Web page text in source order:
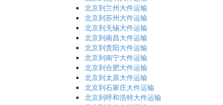
北京到兰州大件运输
北京到苏州大件运输
北京到无锡大件运输
北京到南昌大件运输
北京到贵阳大件运输
北京到南宁大件运输
北京到合肥大件运输
北京到太原大件运输
北京到石家庄大件运输
北京到呼和浩特大件运输